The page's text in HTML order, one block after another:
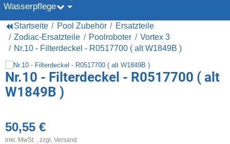
Wasserpflege
Startseite Pool Zubehör
Ersatzteile
Zodiac-Ersatzteile
Poolroboter
Vortex 3
Nr.10 - Filterdeckel - R0517700 ( alt W1849B )
Nr.10 - Filterdeckel - R0517700 ( alt
W1849B )
50,55 €
inkl. MwSt. , zzgl. Versand